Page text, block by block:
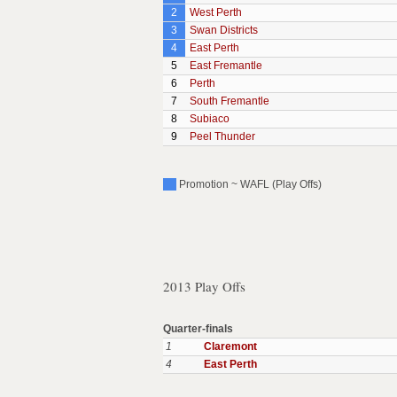
2
West Perth
3
Swan Districts
4
East Perth
5
East Fremantle
6
Perth
7
South Fremantle
8
Subiaco
9
Peel Thunder
Promotion ~ WAFL (Play Offs)
2013 Play Offs
Quarter-finals
1
Claremont
4
East Perth